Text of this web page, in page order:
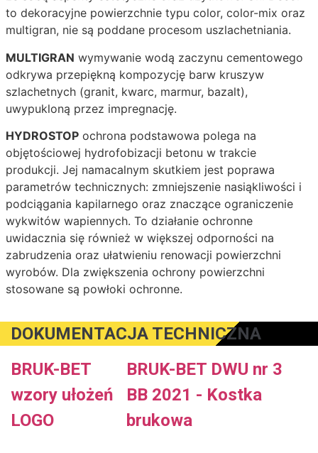
to dekoracyjne powierzchnie typu color, color-mix oraz
multigran, nie są poddane procesom uszlachetniania.
MULTIGRAN wymywanie wodą zaczynu cementowego
odkrywa przepiękną kompozycję barw kruszyw
szlachetnych (granit, kwarc, marmur, bazalt),
uwypukloną przez impregnację.
HYDROSTOP ochrona podstawowa polega na
objętościowej hydrofobizacji betonu w trakcie
produkcji. Jej namacalnym skutkiem jest poprawa
parametrów technicznych: zmniejszenie nasiąkliwości i
podciągania kapilarnego oraz znaczące ograniczenie
wykwitów wapiennych. To działanie ochronne
uwidacznia się również w większej odporności na
zabrudzenia oraz ułatwieniu renowacji powierzchni
wyrobów. Dla zwiększenia ochrony powierzchni
stosowane są powłoki ochronne.
DOKUMENTACJA TECHNICZNA
BRUK-BET
wzory ułożeń
LOGO
BRUK-BET DWU nr 3
BB 2021 - Kostka
brukowa